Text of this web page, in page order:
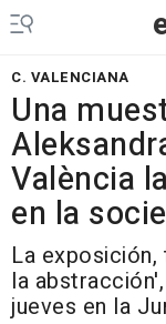
C. VALENCIANA
Una
València
en la
La
la
jueves en la